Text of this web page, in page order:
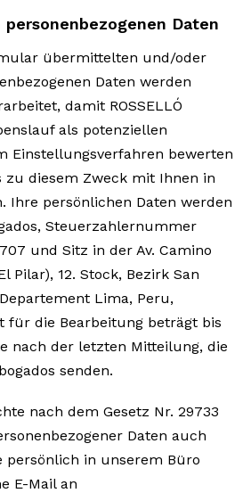
Daten
übermittelten und/oder
Daten werden
damit ROSSELLÓ
als potenziellen
Einstellungsverfahren bewerten
zu diesem Zweck mit Ihnen in
Ihre persönlichen Daten werden
Steuerzahlernummer
und Sitz in der Av. Camino
Pilar), 12. Stock, Bezirk San
Lima, Peru,
für die Bearbeitung beträgt bis
nach der letzten Mitteilung, die
senden.
nach dem Gesetz Nr. 29733
Daten auch
persönlich in unserem Büro
E-Mail an